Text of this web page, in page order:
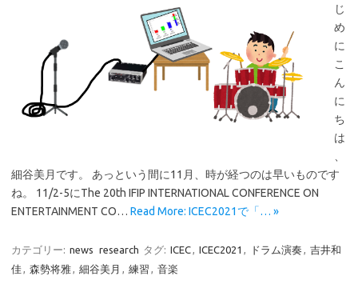
じ
め
に
こ
ん
に
ち
は
細谷美月です。 あっという間に11月、時が経つのは早いものです
ね。 11/2-5にThe 20th IFIP INTERNATIONAL CONFERENCE ON
ENTERTAINMENT CO… Read More: ICEC2021で「… »
カテゴリー: news research タグ: ICEC, ICEC2021 , ドラム演奏 , 吉井和
佳, 森勢将雅, 細谷美月 , 練習 , 音楽